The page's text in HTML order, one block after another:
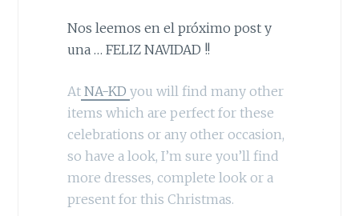
Nos leemos en el próximo post y
una … FELIZ NAVIDAD !!
AtNA-KD you will find many other
items which are perfect for these
celebrations or any other occasion,
so have a look, I’m sure you’ll find
more dresses, complete look or a
present for this Christmas.